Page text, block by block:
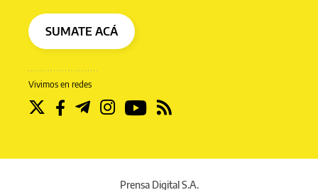
Vivimos en redes
SUMATE ACÁ
Prensa Digital S.A.